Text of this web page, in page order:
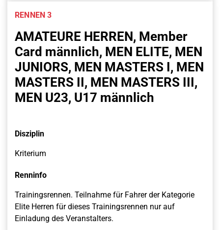
RENNEN 3
AMATEURE HERREN, Member
Card männlich, MEN ELITE, MEN
JUNIORS, MEN MASTERS I, MEN
MASTERS II, MEN MASTERS III,
MEN U23, U17 männlich
Disziplin
Kriterium
Renninfo
Trainingsrennen. Teilnahme für Fahrer der Kategorie
Elite Herren für dieses Trainingsrennen nur auf
Einladung des Veranstalters.